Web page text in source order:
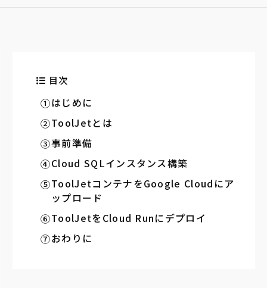
目次
はじめに
ToolJetとは
事前準備
Cloud SQLインスタンス構築
ToolJetコンテナをGoogle Cloudにア
ップロード
ToolJetをCloud Runにデプロイ
おわりに